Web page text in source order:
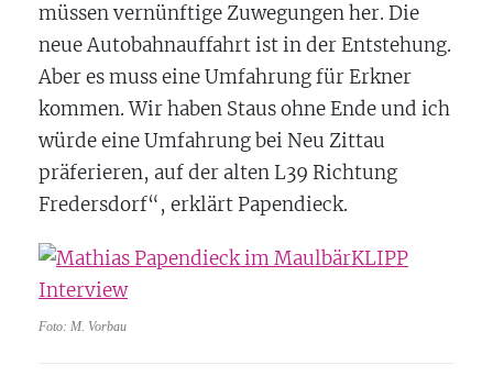
müssen vernünftige Zuwegungen her. Die
neue Autobahnauffahrt ist in der Entstehung.
Aber es muss eine Umfahrung für Erkner
kommen. Wir haben Staus ohne Ende und ich
würde eine Umfahrung bei Neu Zittau
präferieren, auf der alten L39 Richtung
Fredersdorf“, erklärt Papendieck.
Foto: M. Vorbau